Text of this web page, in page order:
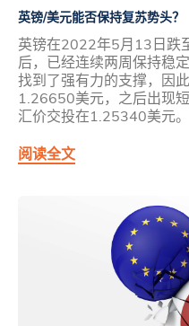
英镑/美元能否保持复苏势头？
英镑在2022年5月13日跌
后，已经连续两周保持稳
找到了强有力的支撑，因
1.26650美元，之后出现
汇价交投在1.25340美元。
阅读全文